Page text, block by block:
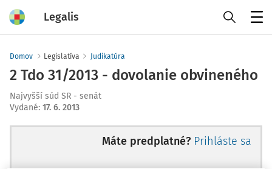
Legalis
Domov Legislatíva Judikatúra
2 Tdo 31/2013 - dovolanie obvineného
Najvyšší súd SR - senát
Vydané: 17. 6. 2013
Máte predplatné? Prihláste sa